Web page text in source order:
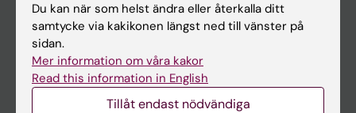
Student
Ladok
Canvas
Schema
Du kan när som helst ändra eller återkalla ditt
samtycke via kakikonen längst ned till vänster på
sidan.
Mer information om våra kakor
Read this information in English
Tillåt endast nödvändiga